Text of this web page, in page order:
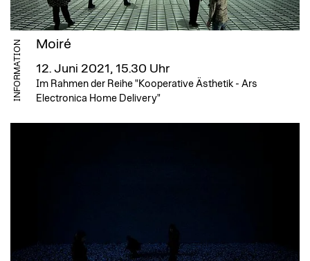
INFORMATION Moiré
12. Juni 2021, 15.30 Uhr
Im Rahmen der Reihe "Kooperative Ästhetik - Ars
Electronica Home Delivery"